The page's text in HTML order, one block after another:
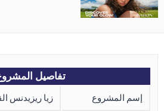
تفاصيل
إسم المشروع
زيا ريزيدنس